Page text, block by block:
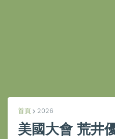
首頁 2026
美國大會 荒井